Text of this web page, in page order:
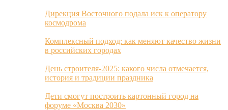
Дирекция Восточного подала иск к оператору
космодрома
Комплексный подход: как меняют качество жизни
в российских городах
День строителя-2025: какого числа отмечается,
история и традиции праздника
Дети смогут построить картонный город на
форуме «Москва 2030»